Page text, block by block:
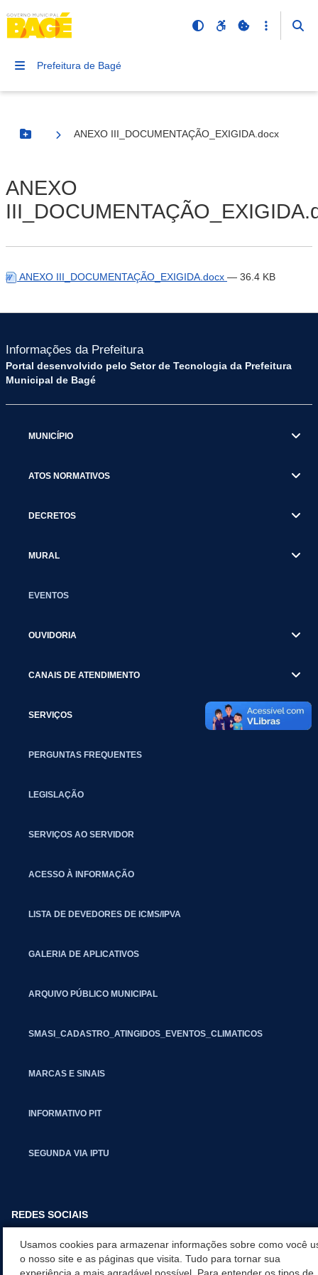
Prefeitura de Bagé
Botão Menu
ANEXO III_DOCUMENTAÇÃO_EXIGIDA.docx
ANEXO
ANEXO III_DOCUMENTAÇÃO_EXIGIDA.docx — 36.4 KB
Informações da Prefeitura
Portal desenvolvido pelo Setor de Tecnologia da Prefeitura
Municipal de Bagé
MUNICÍPIO
ATOS NORMATIVOS
DECRETOS
MURAL
EVENTOS
OUVIDORIA
CANAIS DE ATENDIMENTO
SERVIÇOS
PERGUNTAS FREQUENTES
LEGISLAÇÃO
SERVIÇOS AO SERVIDOR
ACESSO À INFORMAÇÃO
LISTA DE DEVEDORES DE ICMS/IPVA
GALERIA DE APLICATIVOS
ARQUIVO PÚBLICO MUNICIPAL
SMASI_CADASTRO_ATINGIDOS_EVENTOS_CLIMATICOS
MARCAS E SINAIS
INFORMATIVO PIT
SEGUNDA VIA IPTU
REDES SOCIAIS
Usamos cookies para armazenar informações sobre como você
o nosso site e as páginas que visita. Tudo para tornar sua